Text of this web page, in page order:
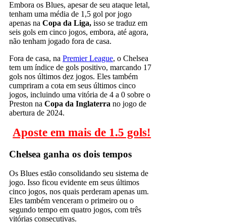
Embora os Blues, apesar de seu ataque letal,
tenham uma média de 1,5 gol por jogo
apenas na Copa da Liga, isso se traduz em
seis gols em cinco jogos, embora, até agora,
não tenham jogado fora de casa.
Fora de casa, na Premier League, o Chelsea
tem um índice de gols positivo, marcando 17
gols nos últimos dez jogos. Eles também
cumpriram a cota em seus últimos cinco
jogos, incluindo uma vitória de 4 a 0 sobre o
Preston na Copa da Inglaterra no jogo de
abertura de 2024.
Aposte em mais de 1.5 gols!
Chelsea ganha os dois tempos
Os Blues estão consolidando seu sistema de
jogo. Isso ficou evidente em seus últimos
cinco jogos, nos quais perderam apenas um.
Eles também venceram o primeiro ou o
segundo tempo em quatro jogos, com três
vitórias consecutivas.